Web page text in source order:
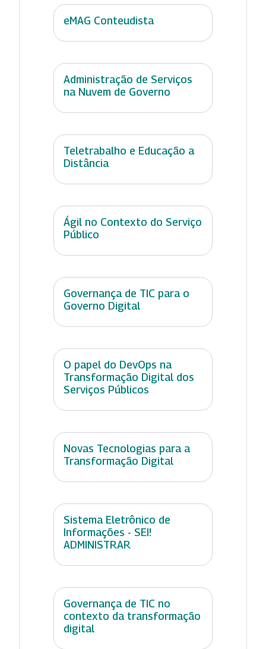
eMAG Conteudista
Administração de Serviços
na Nuvem de Governo
Teletrabalho e Educação a
Distância
Ágil no Contexto do Serviço
Público
Governança de TIC para o
Governo Digital
O papel do DevOps na
Transformação Digital dos
Serviços Públicos
Novas Tecnologias para a
Transformação Digital
Sistema Eletrônico de
Informações - SEI!
ADMINISTRAR
Governança de TIC no
contexto da transformação
digital